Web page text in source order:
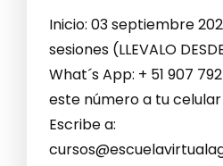
Inicio: 03 septiembre
sesiones (LLEVALO
What´s App: + 51 907
este número a tu
Escribe a: